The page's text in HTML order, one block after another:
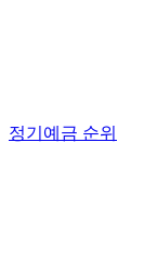
정기예금 순위